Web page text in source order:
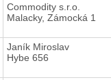
Commodity s.r.o.
Malacky, Zámocká 1
Janík Miroslav
Hybe 656